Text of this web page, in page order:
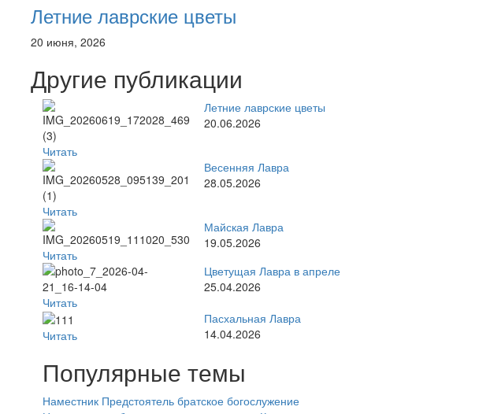
Летние лаврские цветы
20 июня, 2026
Другие публикации
Читать
Летние лаврские цветы
20.06.2026
Читать
Весенняя Лавра
28.05.2026
Читать
Майская Лавра
19.05.2026
Читать
Цветущая Лавра в апреле
25.04.2026
Читать
Пасхальная Лавра
14.04.2026
Популярные темы
Наместник Предстоятель братское богослужение